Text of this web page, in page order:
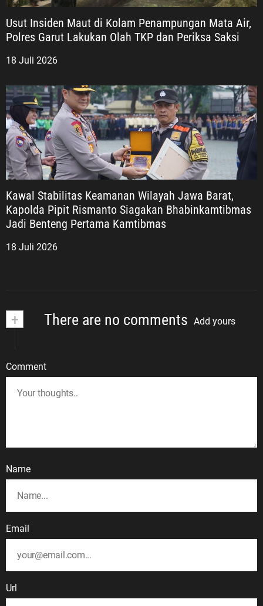
Usut Insiden Maut di Kolam Penampungan Mata Air,
Polres Garut Lakukan Olah TKP dan Periksa Saksi
18 Juli 2026
Kawal Stabilitas Keamanan Wilayah Jawa Barat,
Kapolda Pipit Rismanto Siagakan Bhabinkamtibmas
Jadi Benteng Pertama Kamtibmas
18 Juli 2026
+ There are no comments Add yours
Comment
Name
Email
Url